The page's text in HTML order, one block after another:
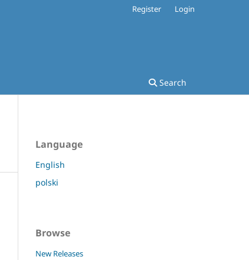
Search
Register Login
Language
English
polski
Browse
New Releases